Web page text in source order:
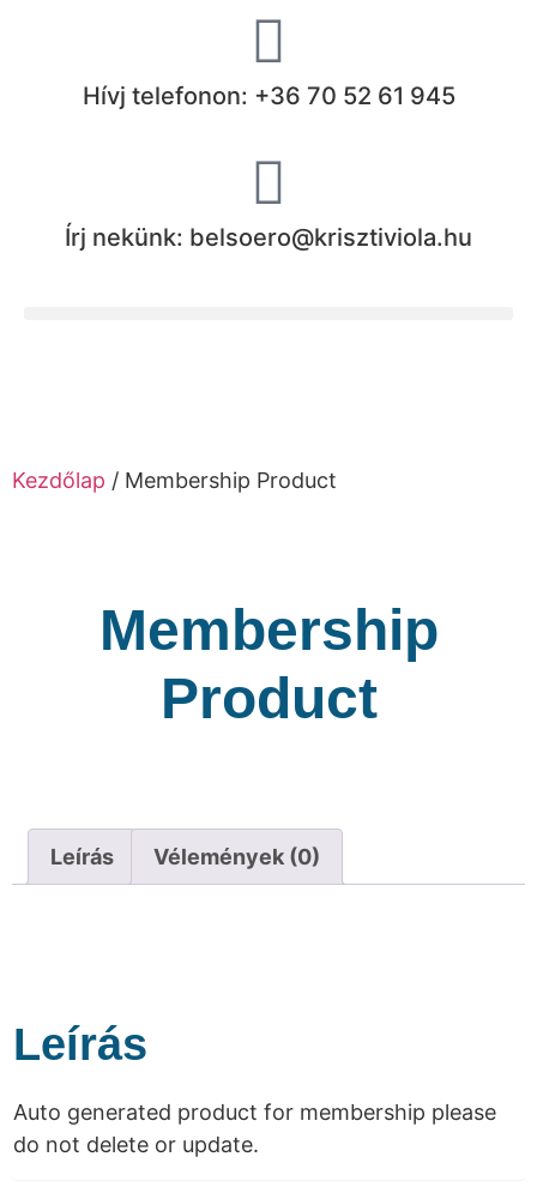
Hívj telefonon: +36 70 52 61 945
Írj nekünk: belsoero@krisztiviola.hu
Kezdőlap / Membership Product
Membership
Product
Leírás Vélemények (0)
Leírás
Auto generated product for membership please
do not delete or update.